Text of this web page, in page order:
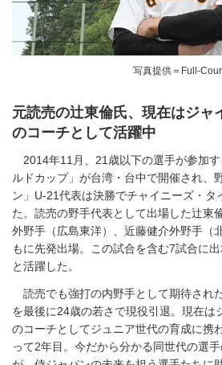
写真提供＝Full-
元読売の辻東倫氏、現在はジャ
のコーチとして活躍中
2014年11月、21歳以下の選手が参加
ルドカップ」が台湾・台中で開催され、
ン」U-21代表は決勝でチャイニーズ・タ
た。読売の野手代表として出場した辻東
外野手（広島東洋）、近藤健介外野手（
もに先発出場。この試合を含む7試合に
と活躍した。
読売でも強打の内野手として期待され
を最後に24歳の若さで現役引退。現在は
のコーチとしてジュニア世代の育成に携
って2年目。今だから分かる同世代の選